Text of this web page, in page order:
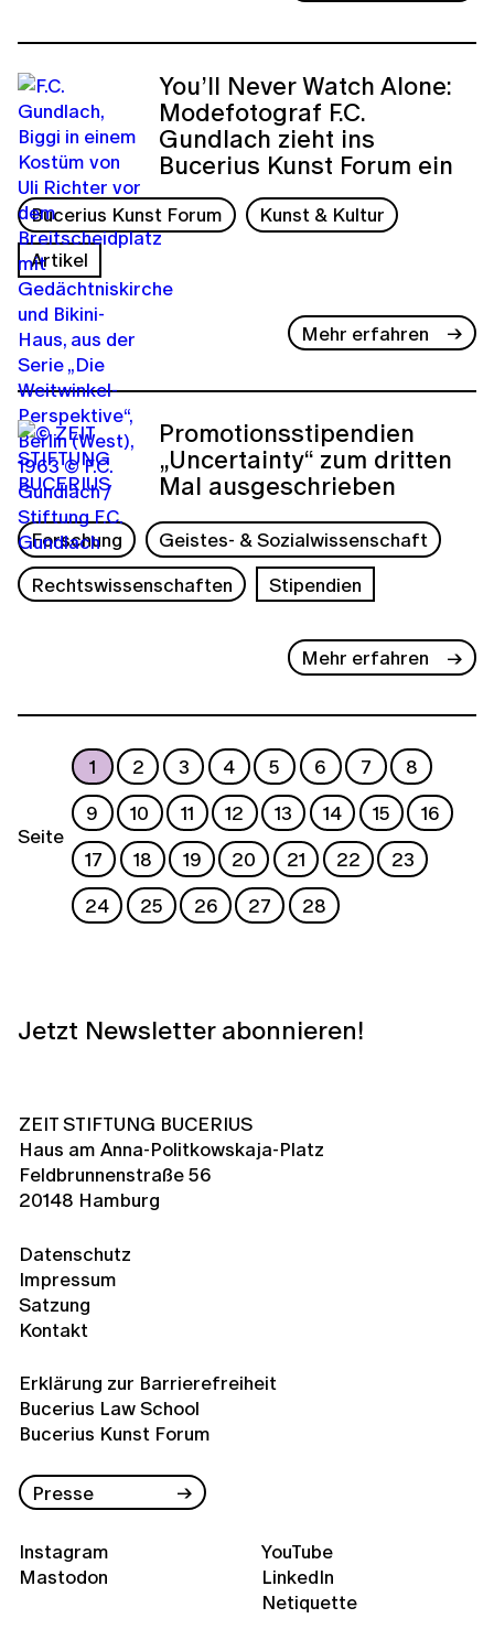
You’ll Never Watch Alone:
Modefotograf F.C.
Gundlach zieht ins
Bucerius Kunst Forum ein
Bucerius Kunst Forum
Kunst & Kultur
Artikel
Mehr erfahren
Promotionsstipendien
„Uncertainty“ zum dritten
Mal ausgeschrieben
Forschung
Geistes- & Sozialwissenschaft
Rechtswissenschaften
Stipendien
Mehr erfahren
Seite
1 2 3 4 5 6 7
8
9
10 11 12 13 14 15
16
17
18 19 20 21 22
23
24
25 26 27 28
Jetzt Newsletter abonnieren!
ZEIT STIFTUNG BUCERIUS
Haus am Anna-Politkowskaja-Platz
Feldbrunnenstraße 56
20148 Hamburg
Datenschutz
Impressum
Satzung
Kontakt
Erklärung zur Barrierefreiheit
Bucerius Law School
Bucerius Kunst Forum
Presse
Instagram
Mastodon
YouTube
LinkedIn
Netiquette